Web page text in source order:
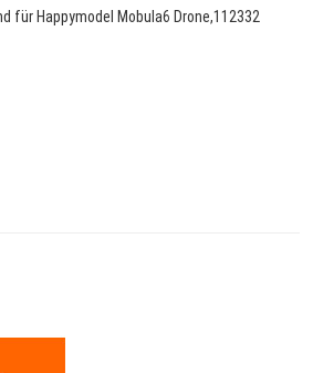
für Happymodel Mobula6 Drone,112332